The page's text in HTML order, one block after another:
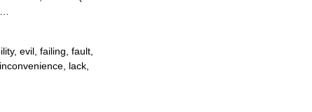
evil, failing, fault,
lack,